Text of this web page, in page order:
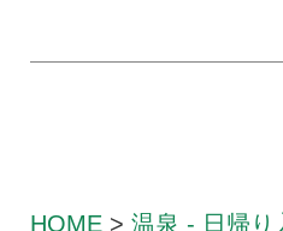
HOME >温泉 - 日帰り